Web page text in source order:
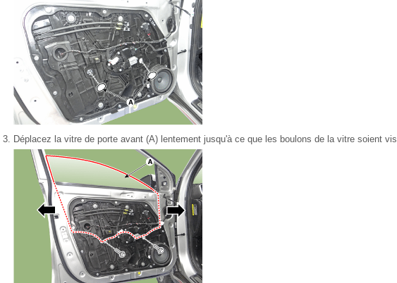
3. Déplacez la vitre de porte avant (A) lentement jusqu'à ce que les boulons de la vitre soient